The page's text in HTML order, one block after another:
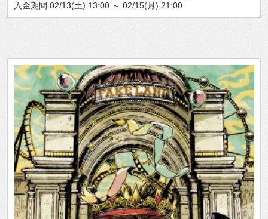
入金期間 02/13(土) 13:00 ～ 02/15(月) 21:00